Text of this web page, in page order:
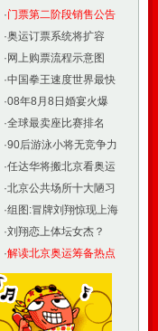
·门票第二阶段销售公告
·奥运订票系统将扩容
· 网上购票流程示意图
·中国拳王速度世界最快
·08年8月8日婚宴火爆
·全球最卖座比赛排名
·90后游泳小将无竞争力
·任达华将搬北京看奥运
·北京公共场所十大陋习
·组图:冒牌刘翔惊现上海
·刘翔恋上体坛女杰？
·解读北京奥运筹备热点